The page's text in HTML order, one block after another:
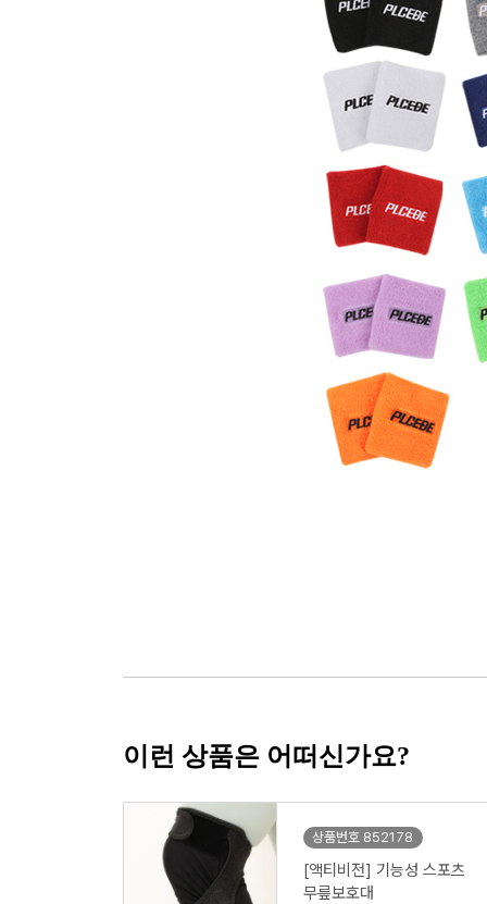
이런 상품은 어떠신가요?
상품번호 852178
[액티비전] 기능성 스포츠
무릎보호대